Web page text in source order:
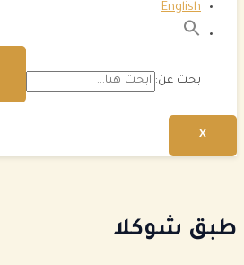
English
بحث عن:
X
طبق شوكلا